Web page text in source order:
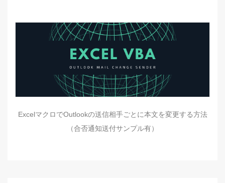
ExcelマクロでOutlookの送信相手ごとに本文を変更する方法
（合否通知送付サンプル有）